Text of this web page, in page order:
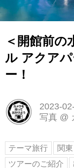
＜開館前の
ル アクア
ー！
2023-
写真 @
テーマ旅行 関
ツアーのご紹介